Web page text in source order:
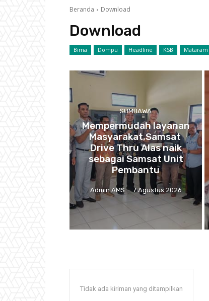
Beranda Download
Download
Bima Dompu Headline KSB Mataram
SUMBAWA
Mempermudah layanan
Masyarakat,Samsat
Drive Thru Alas naik
sebagai Samsat Unit
Pembantu
Admin AMS - 7 Agustus 2026
Tidak ada kiriman yang ditampilkan